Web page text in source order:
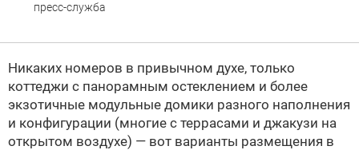
пресс-служба
Никаких номеров в привычном духе, только
коттеджи с панорамным остеклением и более
экзотичные модульные домики разного наполнения
и конфигурации (многие с террасами и джакузи на
открытом воздухе) — вот варианты размещения в